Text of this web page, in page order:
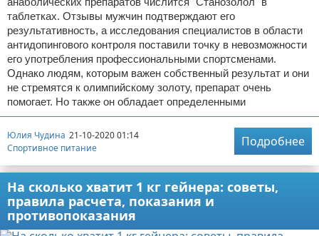
таблетках. Отзывы мужчин подтверждают его
результативность, а исследования специалистов в области
антидопингового контроля поставили точку в невозможности
его употребления профессиональными спортсменами.
Однако людям, которым важен собственный результат и они
не стремятся к олимпийскому золоту, препарат очень
помогает. Но также он обладает определенными
Юлия Чудина 21-10-2020 01:14
Спортивное питание
Подробнее
На сколько хватит 1 кг гейнера: советы,
правила расчета, показания и
противопоказания